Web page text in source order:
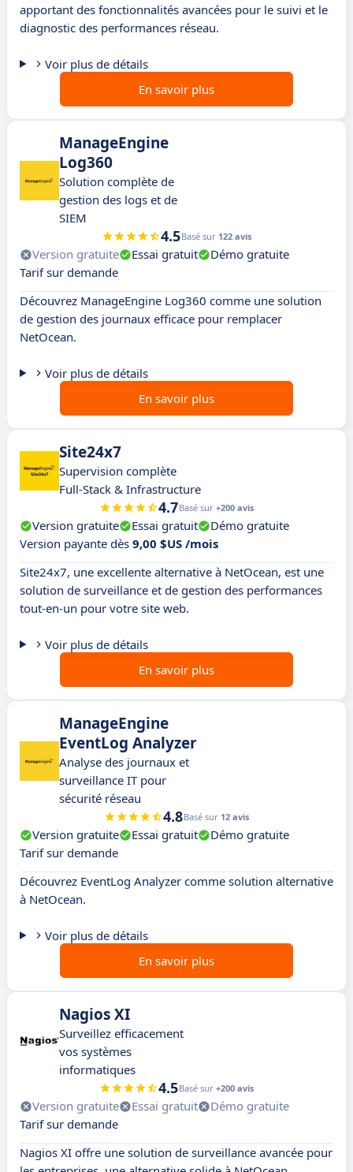
apportant des fonctionnalités avancées pour le suivi et le
diagnostic des performances réseau.
Voir plus de détails
En savoir plus
ManageEngine
Log360
Solution complète de
gestion des logs et de
SIEM
4.5Basé sur 122 avis
Version gratuite Essai gratuit
Démo gratuite
Tarif sur demande
Découvrez ManageEngine Log360 comme une solution
de gestion des journaux efficace pour remplacer
NetOcean.
Voir plus de détails
En savoir plus
Site24x7
Supervision complète
Full-Stack & Infrastructure
4.7Basé sur +200 avis
Version gratuite Essai gratuit
Démo gratuite
Version payante dès 9,00 $US /mois
Site24x7, une excellente alternative à NetOcean, est une
solution de surveillance et de gestion des performances
tout-en-un pour votre site web.
Voir plus de détails
En savoir plus
ManageEngine
EventLog Analyzer
Analyse des journaux et
surveillance IT pour
sécurité réseau
4.8Basé sur 12 avis
Version gratuite Essai gratuit
Démo gratuite
Tarif sur demande
Découvrez EventLog Analyzer comme solution alternative
à NetOcean.
Voir plus de détails
En savoir plus
Nagios XI
Surveillez efficacement
vos systèmes
informatiques
4.5Basé sur +200 avis
Version gratuite Essai gratuit
Démo gratuite
Tarif sur demande
Nagios XI offre une solution de surveillance avancée pour